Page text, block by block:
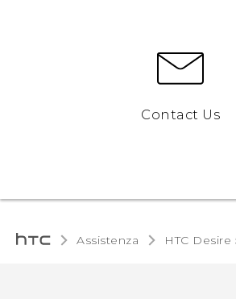
Contact Us
Assistenza HTC Desire